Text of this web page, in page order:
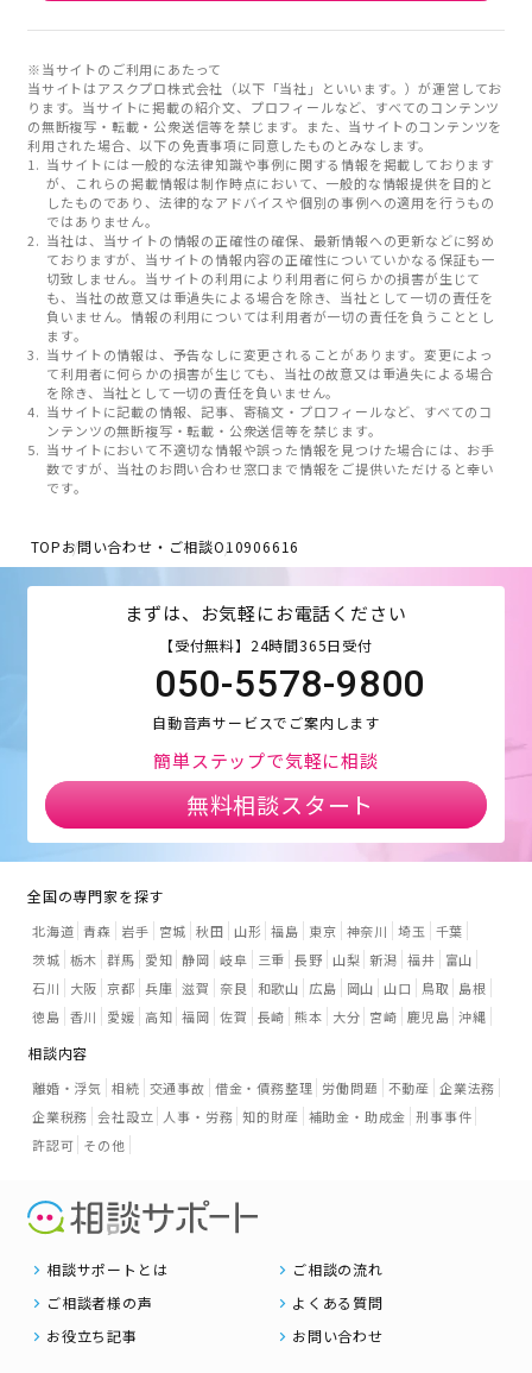
※当サイトのご利用にあたって
当サイトはアスクプロ株式会社（以下「当社」といいます。）が運営してお
ります。当サイトに掲載の紹介文、プロフィールなど、すべてのコンテンツ
の無断複写・転載・公衆送信等を禁じます。また、当サイトのコンテンツを
利用された場合、以下の免責事項に同意したものとみなします。
当サイトには一般的な法律知識や事例に関する情報を掲載しております
が、これらの掲載情報は制作時点において、一般的な情報提供を目的と
したものであり、法律的なアドバイスや個別の事例への適用を行うもの
ではありません。
当社は、当サイトの情報の正確性の確保、最新情報への更新などに努め
ておりますが、当サイトの情報内容の正確性についていかなる保証も一
切致しません。当サイトの利用により利用者に何らかの損害が生じて
も、当社の故意又は重過失による場合を除き、当社として一切の責任を
負いません。情報の利用については利用者が一切の責任を負うこととし
ます。
当サイトの情報は、予告なしに変更されることがあります。変更によっ
て利用者に何らかの損害が生じても、当社の故意又は重過失による場合
を除き、当社として一切の責任を負いません。
当サイトに記載の情報、記事、寄稿文・プロフィールなど、すべてのコ
ンテンツの無断複写・転載・公衆送信等を禁じます。
当サイトにおいて不適切な情報や誤った情報を見つけた場合には、お手
数ですが、当社のお問い合わせ窓口まで情報をご提供いただけると幸い
です。
TOPお問い合わせ・ご相談O10906616
まずは、お気軽にお電話ください
【受付無料】24時間365日受付
050-5578-9800
自動音声サービスでご案内します
簡単ステップで気軽に相談
無料相談スタート
全国の専門家を探す
北海道 青森 岩手 宮城 秋田 山形 福島 東京 神奈川 埼玉
千葉
茨城 栃木 群馬 愛知 静岡 岐阜 三重 長野 山梨 新潟 福井
富山
石川
大阪 京都 兵庫 滋賀 奈良 和歌山 広島 岡山 山口 鳥取
島根
徳島 香川 愛媛 高知 福岡 佐賀 長崎 熊本 大分 宮崎 鹿児島 沖縄
相談内容
離婚・浮気 相続 交通事故 借金・債務整理 労働問題 不動産 企業法務
企業税務 会社設立 人事・労務 知的財産 補助金・助成金 刑事事件
許認可 その他
相談サポートとは
ご相談の流れ
ご相談者様の声
よくある質問
お役立ち記事
お問い合わせ